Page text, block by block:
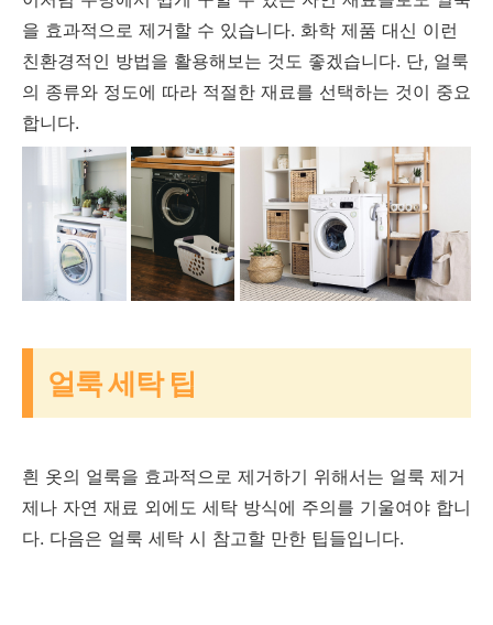
을 효과적으로 제거할 수 있습니다. 화학 제품 대신 이런
친환경적인 방법을 활용해보는 것도 좋겠습니다. 단, 얼룩
의 종류와 정도에 따라 적절한 재료를 선택하는 것이 중요
합니다.
얼룩 세탁 팁
흰 옷의 얼룩을 효과적으로 제거하기 위해서는 얼룩 제거
제나 자연 재료 외에도 세탁 방식에 주의를 기울여야 합니
다. 다음은 얼룩 세탁 시 참고할 만한 팁들입니다.